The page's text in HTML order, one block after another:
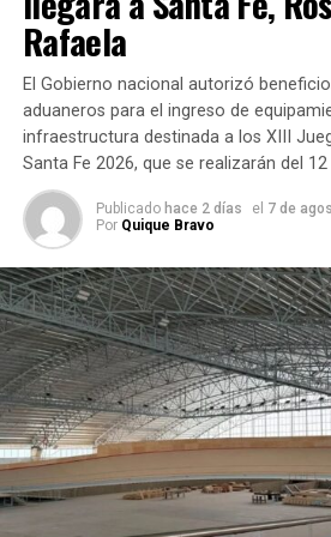
Durante la audiencia se realizó una
descripción de los hechos atribuidos
años, quien está imputada como
fallecimiento de Jeremías. El ajuste
sustancialmente la acusación, sino
aspecto de la investigación.
Rafaela
El Gobierno nacional autorizó
aduaneros para el ingreso de
infraestructura destinada a los XIII
Santa Fe 2026, que se realizarán del
Publicado hace 2 días el 7 de
Por Quique Bravo